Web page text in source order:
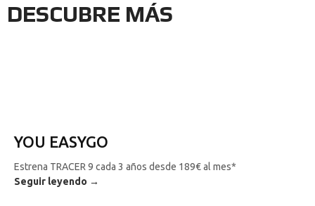
DESCUBRE MÁS
YOU EASYGO
Estrena TRACER 9 cada 3 años desde 189€ al mes*
Seguir leyendo →